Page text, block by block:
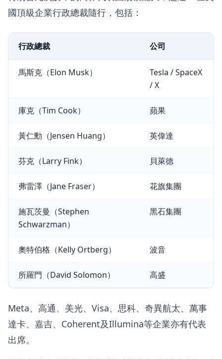
國頂級企業行政總裁隨行，包括：
行政總裁 公司
馬斯克（Elon Musk）
Tesla / SpaceX
/ X
庫克（Tim Cook） 蘋果
黃仁勳（Jensen Huang） 英偉達
芬克（Larry Fink） 貝萊德
弗雷澤（Jane Fraser） 花旗集團
施瓦茨曼（Stephen
Schwarzman）
黑石集團
奧特伯格（Kelly Ortberg） 波音
所羅門（David Solomon） 高盛
Meta、高通、美光、Visa、思科、奇異航太、萬事
達卡、嘉吉、Coherent及Illumina等企業亦有代表
出席。